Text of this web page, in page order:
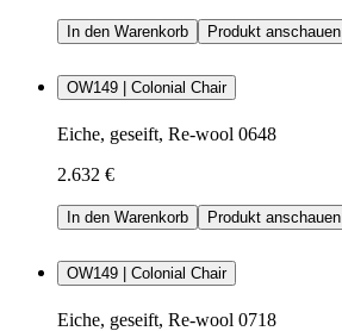
In den Warenkorb Produkt anschauen
OW149 | Colonial Chair
Eiche, geseift, Re-wool 0648
2.632 €
In den Warenkorb Produkt anschauen
OW149 | Colonial Chair
Eiche, geseift, Re-wool 0718